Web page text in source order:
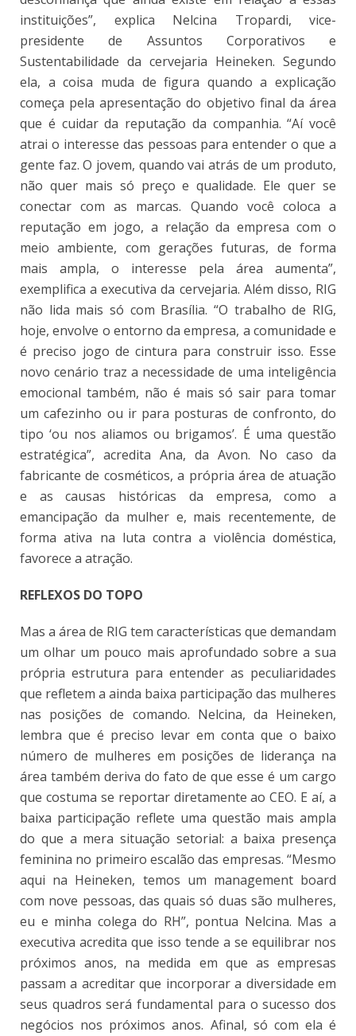
instituições”, explica Nelcina Tropardi, vice-
presidente de Assuntos Corporativos e
Sustentabilidade da cervejaria Heineken. Segundo
ela, a coisa muda de figura quando a explicação
começa pela apresentação do objetivo final da área
que é cuidar da reputação da companhia. “Aí você
atrai o interesse das pessoas para entender o que a
gente faz. O jovem, quando vai atrás de um produto,
não quer mais só preço e qualidade. Ele quer se
conectar com as marcas. Quando você coloca a
reputação em jogo, a relação da empresa com o
meio ambiente, com gerações futuras, de forma
mais ampla, o interesse pela área aumenta”,
exemplifica a executiva da cervejaria. Além disso, RIG
não lida mais só com Brasília. “O trabalho de RIG,
hoje, envolve o entorno da empresa, a comunidade e
é preciso jogo de cintura para construir isso. Esse
novo cenário traz a necessidade de uma inteligência
emocional também, não é mais só sair para tomar
um cafezinho ou ir para posturas de confronto, do
tipo ‘ou nos aliamos ou brigamos’. É uma questão
estratégica”, acredita Ana, da Avon. No caso da
fabricante de cosméticos, a própria área de atuação
e as causas históricas da empresa, como a
emancipação da mulher e, mais recentemente, de
forma ativa na luta contra a violência doméstica,
favorece a atração.
REFLEXOS DO TOPO
Mas a área de RIG tem características que demandam
um olhar um pouco mais aprofundado sobre a sua
própria estrutura para entender as peculiaridades
que refletem a ainda baixa participação das mulheres
nas posições de comando. Nelcina, da Heineken,
lembra que é preciso levar em conta que o baixo
número de mulheres em posições de liderança na
área também deriva do fato de que esse é um cargo
que costuma se reportar diretamente ao CEO. E aí, a
baixa participação reflete uma questão mais ampla
do que a mera situação setorial: a baixa presença
feminina no primeiro escalão das empresas. “Mesmo
aqui na Heineken, temos um management board
com nove pessoas, das quais só duas são mulheres,
eu e minha colega do RH”, pontua Nelcina. Mas a
executiva acredita que isso tende a se equilibrar nos
próximos anos, na medida em que as empresas
passam a acreditar que incorporar a diversidade em
seus quadros será fundamental para o sucesso dos
negócios nos próximos anos. Afinal, só com ela é